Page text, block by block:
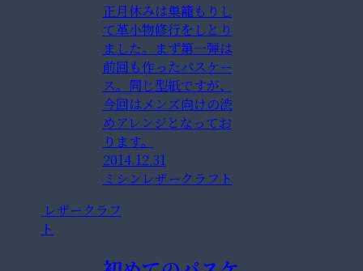
正月休みは巣籠もりし
て革小物修行をしとり
ました。まず第一弾は
前回も作ったパスケー
ス。同じ型紙ですが、
今回はメンズ向けの渋
めアレンジとなってお
ります。
2014.12.31
ミシンレザークラフト
レザークラフ
ト